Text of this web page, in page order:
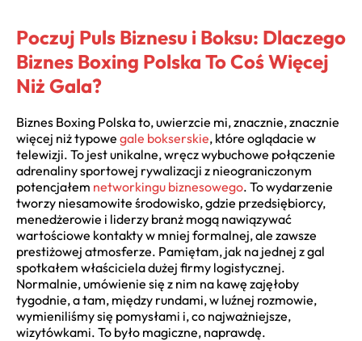
Poczuj Puls Biznesu i Boksu: Dlaczego
Biznes Boxing Polska To Coś Więcej
Niż Gala?
Biznes Boxing Polska to, uwierzcie mi, znacznie, znacznie
więcej niż typowe gale bokserskie, które oglądacie w
telewizji. To jest unikalne, wręcz wybuchowe połączenie
adrenaliny sportowej rywalizacji z nieograniczonym
potencjałem networkingu biznesowego. To wydarzenie
tworzy niesamowite środowisko, gdzie przedsiębiorcy,
menedżerowie i liderzy branż mogą nawiązywać
wartościowe kontakty w mniej formalnej, ale zawsze
prestiżowej atmosferze. Pamiętam, jak na jednej z gal
spotkałem właściciela dużej firmy logistycznej.
Normalnie, umówienie się z nim na kawę zajęłoby
tygodnie, a tam, między rundami, w luźnej rozmowie,
wymieniliśmy się pomysłami i, co najważniejsze,
wizytówkami. To było magiczne, naprawdę.